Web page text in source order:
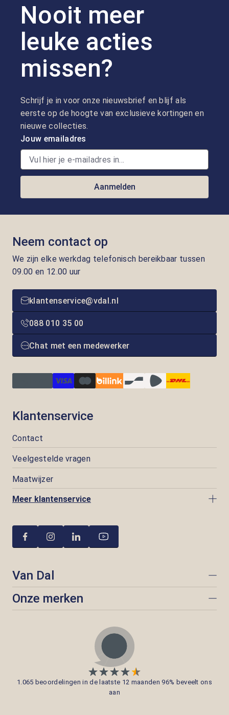
Nooit meer
leuke acties
missen?
Schrijf je in voor onze nieuwsbrief en blijf als
eerste op de hoogte van exclusieve kortingen en
nieuwe collecties.
Jouw emailadres
Aanmelden
Neem contact op
We zijn elke werkdag telefonisch bereikbaar tussen
09.00 en 12.00 uur
klantenservice@vdal.nl
088 010 35 00
Chat met een medewerker
Klantenservice
Contact
Veelgestelde vragen
Maatwijzer
Meer klantenservice
Van Dal
Onze merken
1.065 beoordelingen in de laatste 12 maanden 96% beveelt ons
aan